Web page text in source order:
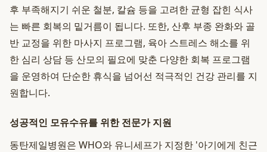
후 부족해지기 쉬운 철분, 칼슘 등을 고려한 균형 잡힌 식사
는 빠른 회복의 밑거름이 됩니다. 또한, 산후 부종 완화와 골
반 교정을 위한 마사지 프로그램, 육아 스트레스 해소를 위
한 심리 상담 등 산모의 필요에 맞춘 다양한 회복 프로그램
을 운영하여 단순한 휴식을 넘어선 적극적인 건강 관리를 지
원합니다.
성공적인 모유수유를 위한 전문가 지원
동탄제일병원은 WHO와 유니세프가 지정한 '아기에게 친근